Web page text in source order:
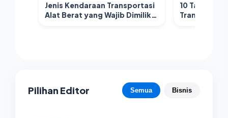
Jenis Kendaraan Transportasi
Alat Berat yang Wajib Dimiliki
10
Pilihan Editor Semua Bisnis